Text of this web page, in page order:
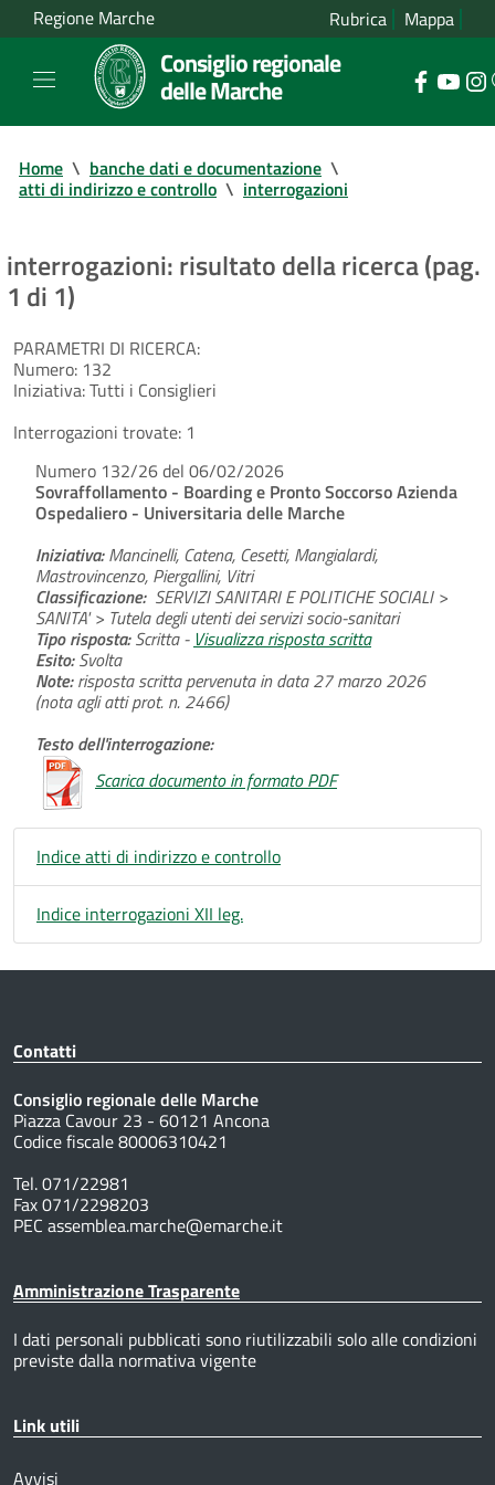
Regione Marche Rubrica Mappa
Consiglio regionale
delle Marche
Home \ banche dati e documentazione \
atti di indirizzo e controllo \ interrogazioni
interrogazioni: risultato della ricerca (pag.
1 di 1)
PARAMETRI DI RICERCA:
Numero: 132
Iniziativa:Tutti i Consiglieri
Interrogazioni trovate: 1
Numero 132/26 del 06/02/2026
Sovraffollamento - Boarding e Pronto Soccorso Azienda
Ospedaliero - Universitaria delle Marche
Iniziativa:Mancinelli, Catena, Cesetti, Mangialardi,
Mastrovincenzo, Piergallini, Vitri
Classificazione: SERVIZI SANITARI E POLITICHE SOCIALI >
SANITA' > Tutela degli utenti dei servizi socio-sanitari
Tipo risposta:Scritta - Visualizza risposta scritta
Esito:Svolta
Note:risposta scritta pervenuta in data 27 marzo 2026
(nota agli atti prot. n. 2466)
Testo dell'interrogazione:
Scarica documento in formato PDF
Indice atti di indirizzo e controllo
Indice interrogazioni XII leg.
Contatti
Consiglio regionale delle Marche
Piazza Cavour 23 - 60121 Ancona
Codice fiscale 80006310421
Tel. 071/22981
Fax 071/2298203
PEC assemblea.marche@emarche.it
Amministrazione Trasparente
I dati personali pubblicati sono riutilizzabili solo alle condizioni
previste dalla normativa vigente
Link utili
Avvisi